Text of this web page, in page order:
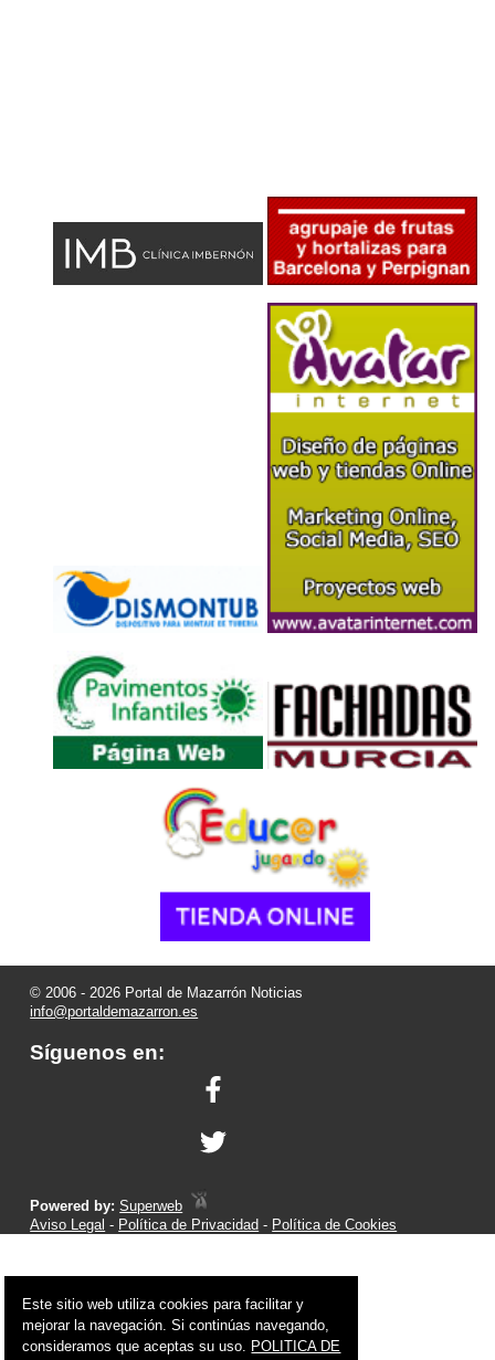
© 2006 - 2026 Portal de Mazarrón Noticias
info@portaldemazarron.es
Síguenos en:
Powered by:Superweb
Aviso Legal - Política de Privacidad - Política de Cookies
Este sitio web utiliza cookies para facilitar y
mejorar la navegación. Si continúas navegando,
consideramos que aceptas su uso. POLITICA DE